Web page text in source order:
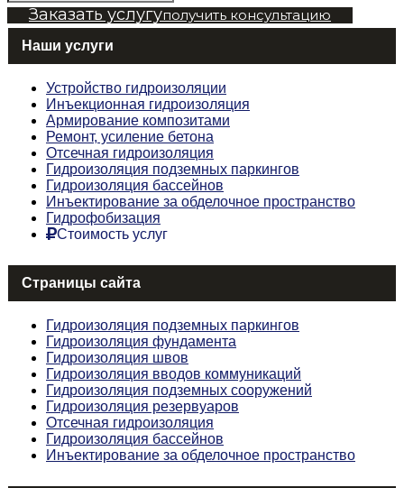
Заказать услугуполучить консультацию
Наши услуги
Устройство гидроизоляции
Инъекционная гидроизоляция
Армирование композитами
Ремонт, усиление бетона
Отсечная гидроизоляция
Гидроизоляция подземных паркингов
Гидроизоляция бассейнов
Инъектирование за обделочное пространство
Гидрофобизация
Стоимость услуг
Страницы сайта
Гидроизоляция подземных паркингов
Гидроизоляция фундамента
Гидроизоляция швов
Гидроизоляция вводов коммуникаций
Гидроизоляция подземных сооружений
Гидроизоляция резервуаров
Отсечная гидроизоляция
Гидроизоляция бассейнов
Инъектирование за обделочное пространство